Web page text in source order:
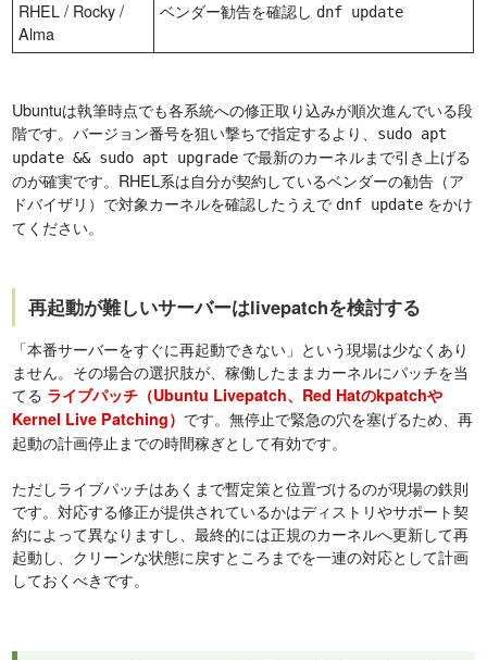
RHEL / Rocky /
Alma
ベンダー勧告を確認し dnf update
Ubuntuは執筆時点でも各系統への修正取り込みが順次進んでいる段
階です。バージョン番号を狙い撃ちで指定するより、
sudo apt
update && sudo apt upgrade で最新のカーネルまで引き上げる
のが確実です。RHEL系は自分が契約しているベンダーの勧告（ア
ドバイザリ）で対象カーネルを確認したうえで dnf update をかけ
てください。
再起動が難しいサーバーはlivepatchを検討する
「本番サーバーをすぐに再起動できない」という現場は少なくあり
ません。その場合の選択肢が、稼働したままカーネルにパッチを当
てる ライブパッチ（Ubuntu Livepatch、Red Hatのkpatchや
Kernel Live Patching） です。無停止で緊急の穴を塞げるため、再
起動の計画停止までの時間稼ぎとして有効です。
ただしライブパッチはあくまで暫定策と位置づけるのが現場の鉄則
です。対応する修正が提供されているかはディストリやサポート契
約によって異なりますし、最終的には正規のカーネルへ更新して再
起動し、クリーンな状態に戻すところまでを一連の対応として計画
しておくべきです。